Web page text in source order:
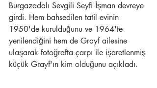
Burgazadalı Sevgili Seyfi İşman devreye
girdi. Hem bahsedilen tatil evinin
1950'de kurulduğunu ve 1964'te
yenilendiğini hem de Grayf ailesine
ulaşarak fotoğrafta çarpı ile işaretlenmiş
küçük Grayf'ın kim olduğunu açıkladı.